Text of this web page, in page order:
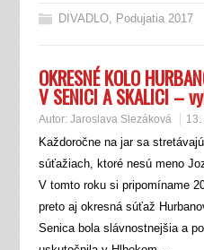
DIVADLO, Podujatia 2017
OKRESNÉ KOLO
V SENICI A SKALICI –
Autor: Jaroslava Slezáková
Každoročne na jar sa
súťažiach, ktoré nesú meno
V tomto roku si pripomíname
preto aj okresná súťaž
Senica bola slávnostnejšia a